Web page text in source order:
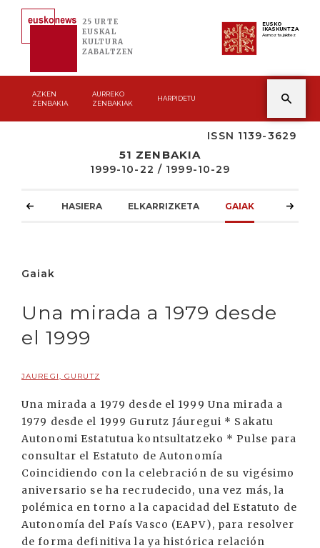
25 URTE
EUSKAL
KULTURA
ZABALTZEN
EUSKO
IKASKUNTZA
Asmoz ta jakitez
AZKEN
ZENBAKIA
AURREKO
ZENBAKIAK
HARPIDETU
ISSN 1139-3629
51 ZENBAKIA
1999-10-22 / 1999-10-29
HASIERA ELKARRIZKETA GAIAK
Gaiak
Una mirada a 1979 desde
el 1999
JAUREGI, GURUTZ
Una mirada a 1979 desde el 1999 Una mirada a
1979 desde el 1999 Gurutz Jáuregui * Sakatu
Autonomi Estatutua kontsultatzeko * Pulse para
consultar el Estatuto de Autonomía
Coincidiendo con la celebración de su vigésimo
aniversario se ha recrudecido, una vez más, la
polémica en torno a la capacidad del Estatuto de
Autonomía del País Vasco (EAPV), para resolver
de forma definitiva la ya histórica relación